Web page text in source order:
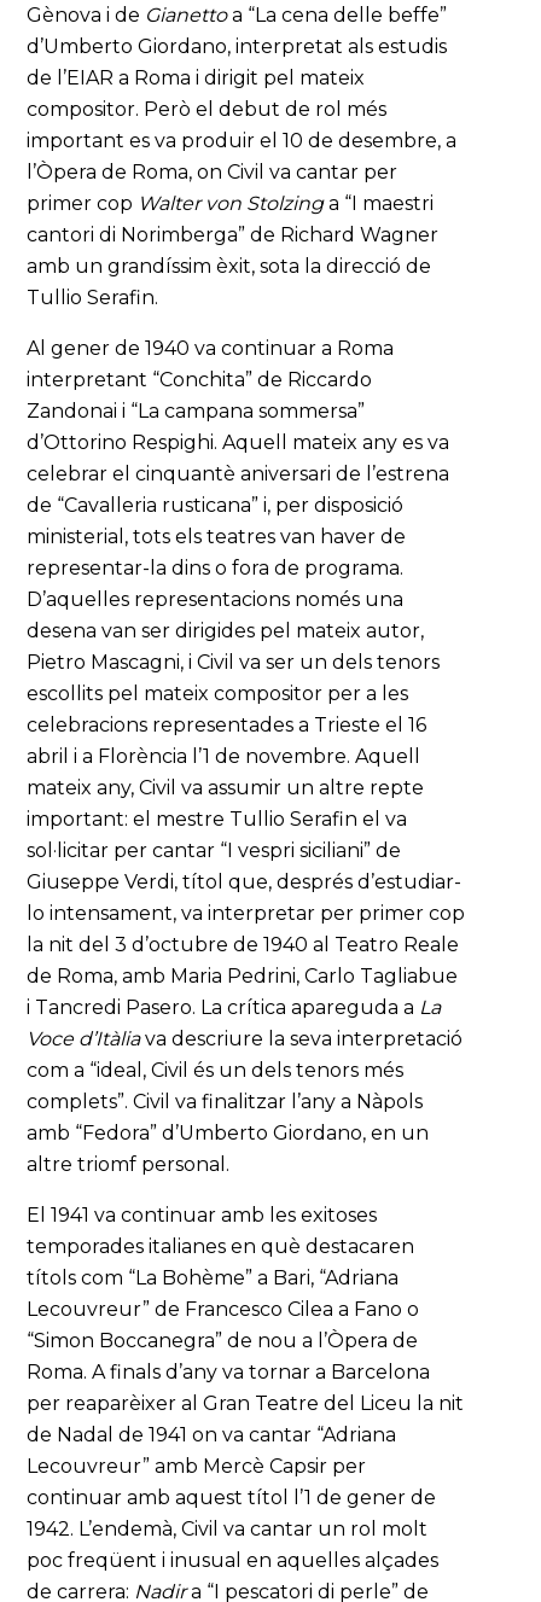
Gènova i de Gianettoa “La cena delle beffe”
d’Umberto Giordano, interpretat als estudis
de l’EIAR a Roma i dirigit pel mateix
compositor. Però el debut de rol més
important es va produir el 10 de desembre, a
l’Òpera de Roma, on Civil va cantar per
primer cop Walter von Stolzinga “I maestri
cantori di Norimberga” de Richard Wagner
amb un grandíssim èxit, sota la direcció de
Tullio Serafin.
Al gener de 1940 va continuar a Roma
interpretant “Conchita” de Riccardo
Zandonai i “La campana sommersa”
d’Ottorino Respighi. Aquell mateix any es va
celebrar el cinquantè aniversari de l’estrena
de “Cavalleria rusticana” i, per disposició
ministerial, tots els teatres van haver de
representar-la dins o fora de programa.
D’aquelles representacions només una
desena van ser dirigides pel mateix autor,
Pietro Mascagni, i Civil va ser un dels tenors
escollits pel mateix compositor per a les
celebracions representades a Trieste el 16
abril i a Florència l’1 de novembre. Aquell
mateix any, Civil va assumir un altre repte
important: el mestre Tullio Serafin el va
sol·licitar per cantar “I vespri siciliani” de
Giuseppe Verdi, títol que, després d’estudiar-
lo intensament, va interpretar per primer cop
la nit del 3 d’octubre de 1940 al Teatro Reale
de Roma, amb Maria Pedrini, Carlo Tagliabue
i Tancredi Pasero. La crítica apareguda a La
Voce d’Itàliava descriure la seva interpretació
com a “ideal, Civil és un dels tenors més
complets”. Civil va finalitzar l’any a Nàpols
amb “Fedora” d’Umberto Giordano, en un
altre triomf personal.
El 1941 va continuar amb les exitoses
temporades italianes en què destacaren
títols com “La Bohème” a Bari, “Adriana
Lecouvreur” de Francesco Cilea a Fano o
“Simon Boccanegra” de nou a l’Òpera de
Roma. A finals d’any va tornar a Barcelona
per reaparèixer al Gran Teatre del Liceu la nit
de Nadal de 1941 on va cantar “Adriana
Lecouvreur” amb Mercè Capsir per
continuar amb aquest títol l’1 de gener de
1942. L’endemà, Civil va cantar un rol molt
poc freqüent i inusual en aquelles alçades
de carrera: Nadira “I pescatori di perle” de